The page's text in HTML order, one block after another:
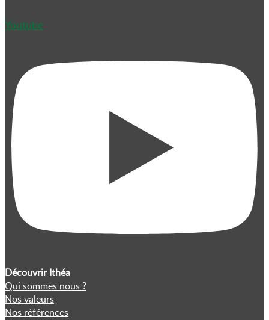
Youtube
Découvrir Ithéa
Qui sommes nous ?
Nos valeurs
Nos références